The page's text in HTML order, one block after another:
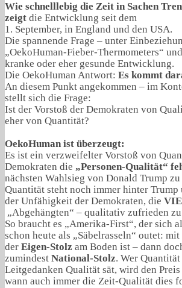
Wie schnelllebig die Zeit in Sachen
zeigt die Entwicklung seit dem
1. September, in England und den USA.
Die spannende Frage – unter
„OekoHuman-Fieber-Thermometers“
kranke oder eher gesunde Entwicklung.
Die OekoHuman Antwort: Es kommt
An diesem Punkt angekommen – im
stellt sich die Frage:
Ist der Vorstoß der Demokraten von
eher von Quantität?
OekoHuman ist überzeugt:
Es ist ein verzweifelter Vorstoß von
Demokraten die „Personen-Qualität“
nächsten Wahlsieg von Donald Trump
Quantität steht noch immer hinter Trump
der Unfähigkeit der Demokraten, die
„Abgehängten“ – qualitativ zufrieden
So braucht es „Amerika-First“, der sich
schon heute als „Säbelrasseln“ outet:
der Eigen-Stolz am Boden ist – dann
zumindest National-Stolz. Wer
Leitgedanken Qualität sät, wird den
wann auch immer die Zeit-Qualität dies